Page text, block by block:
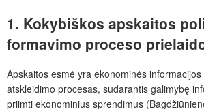
1. Kokybiškos apskaitos
formavimo proceso
Apskaitos esmė yra ekonominės
atskleidimo procesas, sudarantis galimybę
priimti ekonominius sprendimus